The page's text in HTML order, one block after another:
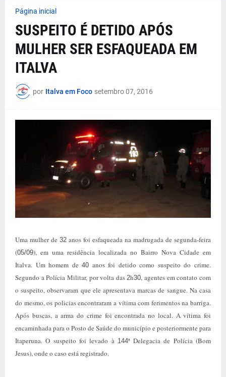
Página inicial
SUSPEITO É DETIDO APÓS
MULHER SER ESFAQUEADA EM
ITALVA
por Italva em Foco setembro 07, 2016
Uma mulher de 32 anos foi esfaqueada na madrugada de segunda-feira
(05/09), em uma residência localizada no Bairro Nova Cidade em
Italva. Um homem de40 anos foi detido como suspeito do crime.
Segundo a Polícia Militar, por volta das2h30, agentes em contato com
o suspeito, observaram que ele apresentava marcas de sangue. Na casa
do mesmo, os policias encontraram a vítima com ferimentos na barriga.
Após buscas, a arma do crime foi encontrada no local. A vítima foi
encaminhada para o Posto de Saúde do município e posteriormente para
Itaperuna. O suspeito foi levado à 144ª Delegacia de Polícia (Bom
Jesus), onde o caso está registrado.